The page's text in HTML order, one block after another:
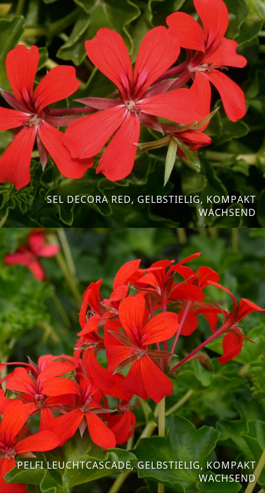
SEL DECORA RED, GELBSTIELIG, KOMPAKT
WACHSEND
PELFI LEUCHTCASCADE, GELBSTIELIG, KOMPAKT
WACHSEND